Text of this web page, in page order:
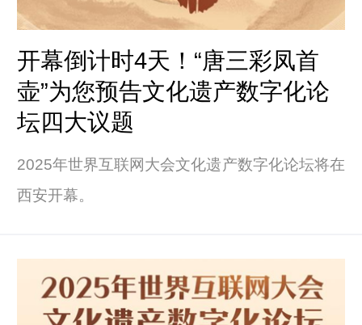
开幕倒计时4天！“唐三彩凤首
壶”为您预告文化遗产数字化论
坛四大议题
2025年世界互联网大会文化遗产数字化论坛将在
西安开幕。